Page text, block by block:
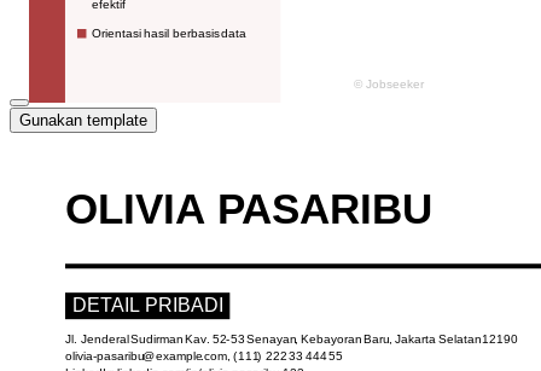
Gunakan template